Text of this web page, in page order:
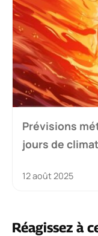
Prévisions
jours de
12 août 2025
Réagissez à